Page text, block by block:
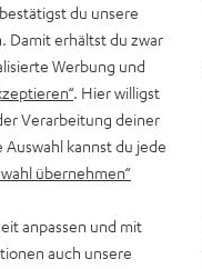
bestätigst du unsere
Damit erhältst du zwar
Werbung und
. Hier willigst
Verarbeitung deiner
kannst du jede
übernehmen“
anpassen und mit
auch unsere